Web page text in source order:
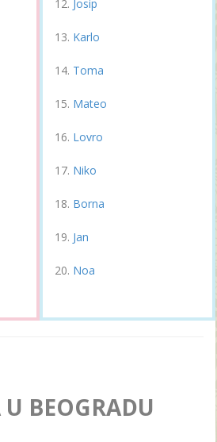
Josip
Karlo
Toma
Mateo
Lovro
Niko
Borna
Jan
Noa
BEOGRADU